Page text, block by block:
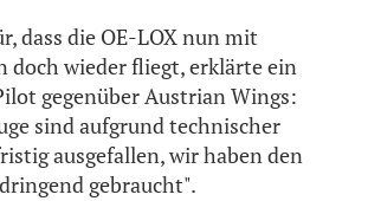
dass die OE-LOX nun mit
doch wieder fliegt, erklärte ein
gegenüber Austrian Wings:
sind aufgrund technischer
ausgefallen, wir haben den
gebraucht".